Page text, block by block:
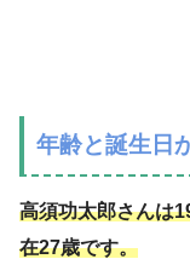
年齢と誕生日
高須功太郎さんは
在27歳です。